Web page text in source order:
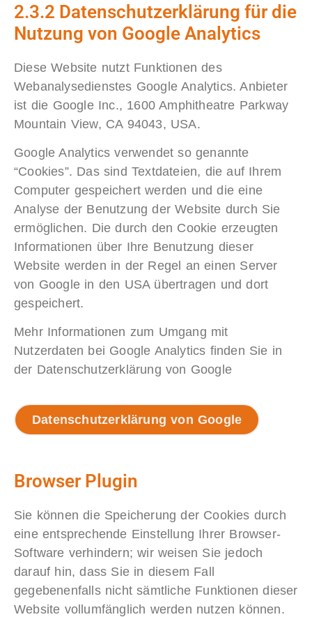
2.3.2 Datenschutzerklärung für die
Nutzung von Google Analytics
Diese Website nutzt Funktionen des
Webanalysedienstes Google Analytics. Anbieter
ist die Google Inc., 1600 Amphitheatre Parkway
Mountain View, CA 94043, USA.
Google Analytics verwendet so genannte
“Cookies”. Das sind Textdateien, die auf Ihrem
Computer gespeichert werden und die eine
Analyse der Benutzung der Website durch Sie
ermöglichen. Die durch den Cookie erzeugten
Informationen über Ihre Benutzung dieser
Website werden in der Regel an einen Server
von Google in den USA übertragen und dort
gespeichert.
Mehr Informationen zum Umgang mit
Nutzerdaten bei Google Analytics finden Sie in
der Datenschutzerklärung von Google
Datenschutzerklärung von Google
Browser Plugin
Sie können die Speicherung der Cookies durch
eine entsprechende Einstellung Ihrer Browser-
Software verhindern; wir weisen Sie jedoch
darauf hin, dass Sie in diesem Fall
gegebenenfalls nicht sämtliche Funktionen dieser
Website vollumfänglich werden nutzen können.